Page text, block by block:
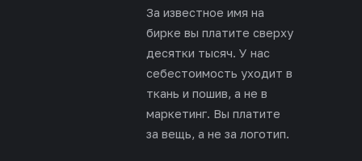
За известное имя на
бирке вы платите сверху
десятки тысяч. У нас
себестоимость уходит в
ткань и пошив, а не в
маркетинг. Вы платите
за вещь, а не за логотип.